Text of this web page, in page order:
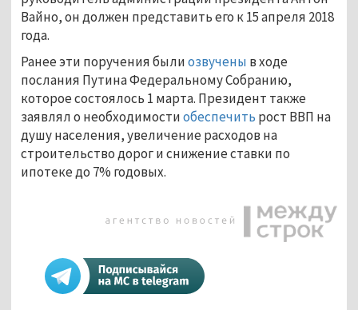
Вайно, он должен представить его к 15 апреля 2018
года.
Ранее эти поручения былиозвучены в ходе
послания Путина Федеральному Собранию,
которое состоялось 1 марта. Президент также
заявлял о необходимостиобеспечить рост ВВП на
душу населения, увеличение расходов на
строительство дорог и снижение ставки по
ипотеке до 7% годовых.